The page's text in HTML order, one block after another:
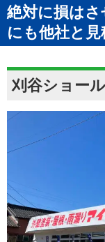
絶対に損は
にも他社と
刈谷ショー